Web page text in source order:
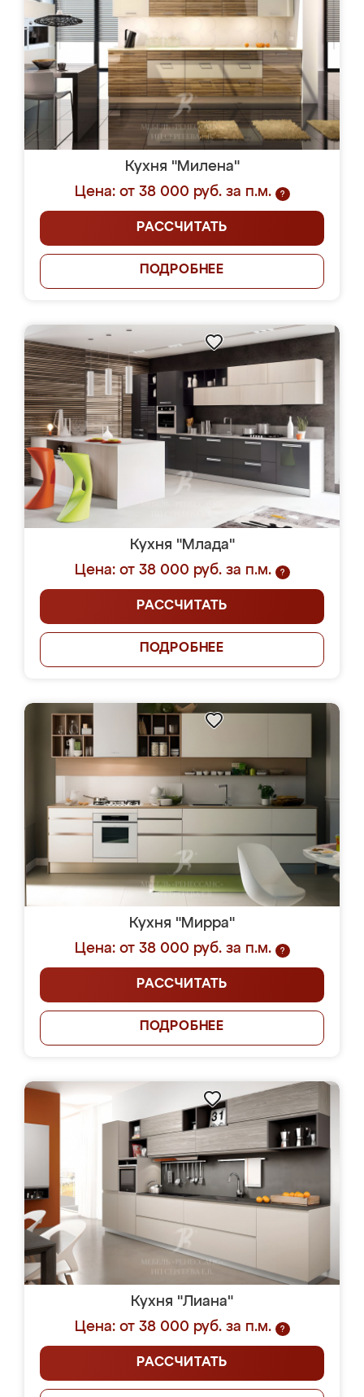
Кухня "Милена"
Цена: от 38 000 руб. за п.м.
?
РАССЧИТАТЬ
ПОДРОБНЕЕ
Кухня "Млада"
Цена: от 38 000 руб. за п.м.
?
РАССЧИТАТЬ
ПОДРОБНЕЕ
Кухня "Мирра"
Цена: от 38 000 руб. за п.м.
?
РАССЧИТАТЬ
ПОДРОБНЕЕ
Кухня "Лиана"
Цена: от 38 000 руб. за п.м.
?
РАССЧИТАТЬ